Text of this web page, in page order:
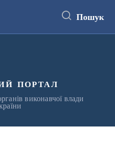
Пошук
портал
виконавчої влади